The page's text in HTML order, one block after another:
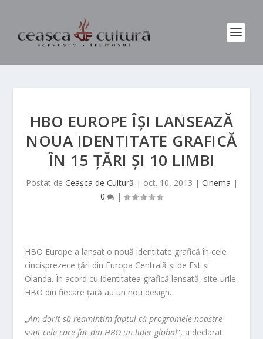
HBO EUROPE ÎȘI LANSEAZĂ
NOUA IDENTITATE GRAFICĂ
ÎN 15 ȚĂRI ȘI 10 LIMBI
Postat de Ceașca de Cultură | oct. 10, 2013 | Cinema |
0
|
HBO Europe a lansat o nouă identitate grafică în cele
cincisprezece țări din Europa Centrală și de Est și
Olanda. În acord cu identitatea grafică lansată, site-urile
HBO din fiecare țară au un nou design.
„Am dorit să reamintim faptul că programele noastre
sunt cele care fac din HBO un lider global”, a declarat